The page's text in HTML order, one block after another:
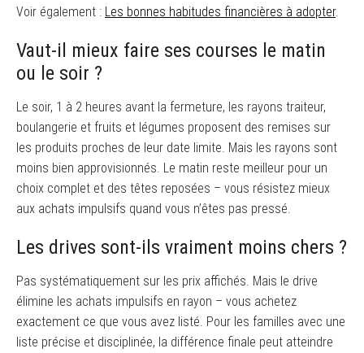
Voir également : Les bonnes habitudes financières à adopter.
Vaut-il mieux faire ses courses le matin
ou le soir ?
Le soir, 1 à 2 heures avant la fermeture, les rayons traiteur,
boulangerie et fruits et légumes proposent des remises sur
les produits proches de leur date limite. Mais les rayons sont
moins bien approvisionnés. Le matin reste meilleur pour un
choix complet et des têtes reposées – vous résistez mieux
aux achats impulsifs quand vous n’êtes pas pressé.
Les drives sont-ils vraiment moins chers ?
Pas systématiquement sur les prix affichés. Mais le drive
élimine les achats impulsifs en rayon – vous achetez
exactement ce que vous avez listé. Pour les familles avec une
liste précise et disciplinée, la différence finale peut atteindre